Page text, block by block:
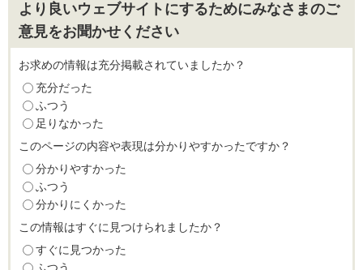
より良いウェブサイトにするためにみなさまのご
意見をお聞かせください
お求めの情報は充分掲載されていましたか？
充分だった
ふつう
足りなかった
このページの内容や表現は分かりやすかったですか？
分かりやすかった
ふつう
分かりにくかった
この情報はすぐに見つけられましたか？
すぐに見つかった